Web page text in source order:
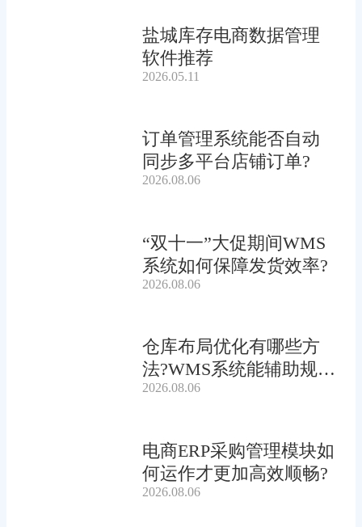
盐城库存电商数据管理
软件推荐
2026.05.11
订单管理系统能否自动
同步多平台店铺订单?
2026.08.06
“双十一”大促期间WMS
系统如何保障发货效率?
2026.08.06
仓库布局优化有哪些方
法?WMS系统能辅助规划
吗?
2026.08.06
电商ERP采购管理模块如
何运作才更加高效顺畅?
2026.08.06